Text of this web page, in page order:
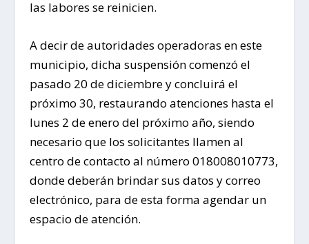
las labores se reinicien.
A decir de autoridades operadoras en este
municipio, dicha suspensión comenzó el
pasado 20 de diciembre y concluirá el
próximo 30, restaurando atenciones hasta el
lunes 2 de enero del próximo año, siendo
necesario que los solicitantes llamen al
centro de contacto al número 018008010773,
donde deberán brindar sus datos y correo
electrónico, para de esta forma agendar un
espacio de atención.